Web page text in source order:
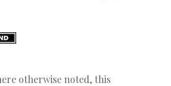
otherwise noted, this